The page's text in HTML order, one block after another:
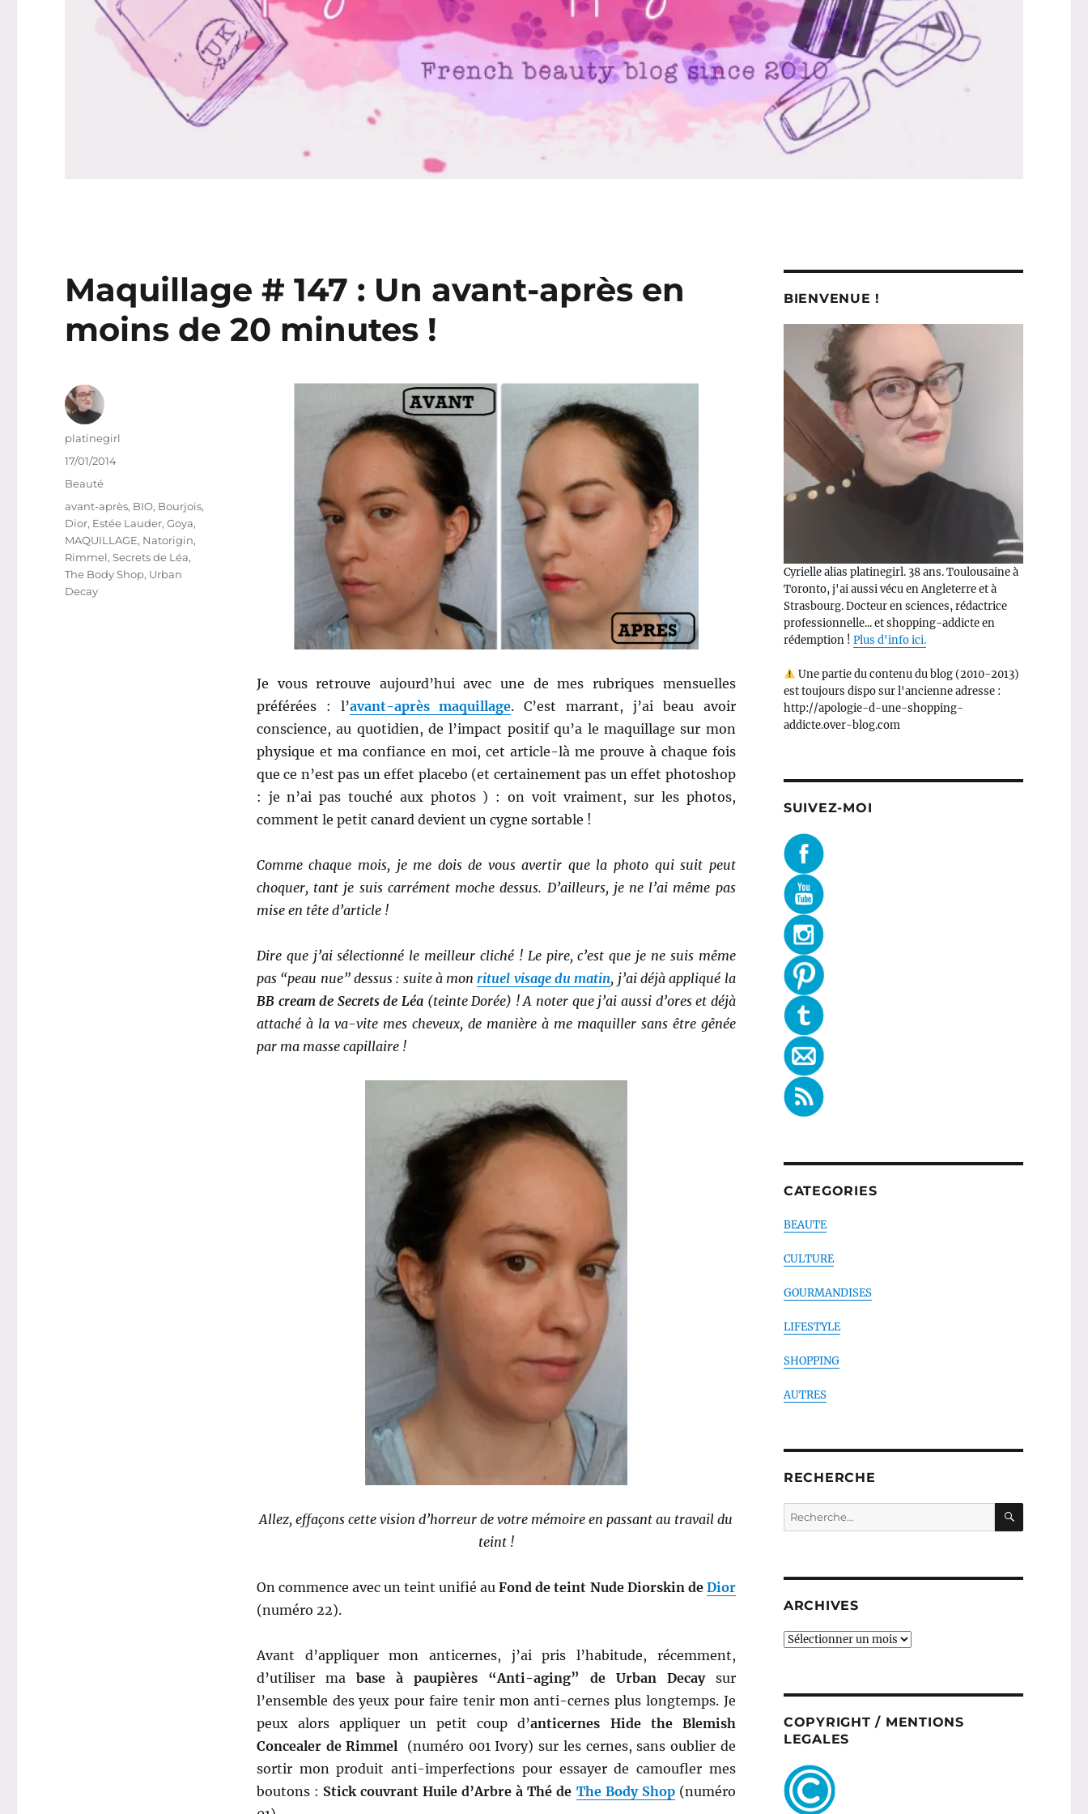
Maquillage # 147 : Un avant-après en
moins de 20 minutes !
Je vous retrouve aujourd’hui avec une de mes rubriques mensuelles
préférées : l’avant-après maquillage. C’est marrant, j’ai beau avoir
conscience, au quotidien, de l’impact positif qu’a le maquillage sur mon
physique et ma confiance en moi, cet article-là me prouve à chaque fois
que ce n’est pas un effet placebo (et certainement pas un effet photoshop
: je n’ai pas touché aux photos ) : on voit vraiment, sur les photos,
comment le petit canard devient un cygne sortable !
Comme chaque mois, je me dois de vous avertir que la photo qui suit peut
choquer, tant je suis carrément moche dessus. D’ailleurs, je ne l’ai même pas
mise en tête d’article !
Dire que j’ai sélectionné le meilleur cliché ! Le pire, c’est que je ne suis même
pas “peau nue” dessus : suite à mon rituel visage du matin, j’ai déjà appliqué la
BB cream de Secrets de Léa(teinte Dorée) ! A noter que j’ai aussi d’ores et déjà
attaché à la va-vite mes cheveux, de manière à me maquiller sans être gênée
par ma masse capillaire !
Allez, effaçons cette vision d’horreur de votre mémoire en passant au travail du
teint !
On commence avec un teint unifié auFond de teint Nude Diorskin de Dior
(numéro 22).
Avant d’appliquer mon anticernes, j’ai pris l’habitude, récemment,
d’utiliser ma base à paupières “Anti-aging” de Urban Decaysur
l’ensemble des yeux pour faire tenir mon anti-cernes plus longtemps. Je
peux alors appliquer un petit coup d’anticernes Hide the Blemish
Concealer de Rimmel (numéro 001 Ivory) sur les cernes, sans oublier de
sortir mon produit anti-imperfections pour essayer de camoufler mes
boutons : Stick couvrant Huile d’Arbre à Thé de The Body Shop(numéro
Auteur
platinegirl
Publié
17/01/2014
Catégories
Beauté
Étiquettes
avant-après, BIO, Bourjois,
Dior, Estée Lauder,Goya,
MAQUILLAGE, Natorigin,
Rimmel,Secrets de Léa,
The Body Shop, Urban
Decay
BIENVENUE !
Cyrielle alias platinegirl. 38 ans. Toulousaine à
Toronto, j'ai aussi vécu en Angleterre et à
Strasbourg. Docteur en sciences, rédactrice
professionnelle... et shopping-addicte en
rédemption ! Plus d'info ici.
Une partie du contenu du blog (2010-2013)
est toujours dispo sur l'ancienne adresse :
http://apologie-d-une-shopping-
addicte.over-blog.com
SUIVEZ-MOI
CATEGORIES
BEAUTE
CULTURE
GOURMANDISES
LIFESTYLE
SHOPPING
AUTRES
RECHERCHE
Recherche
pour :
ARCHIVES
ARCHIVES
COPYRIGHT / MENTIONS
LEGALES